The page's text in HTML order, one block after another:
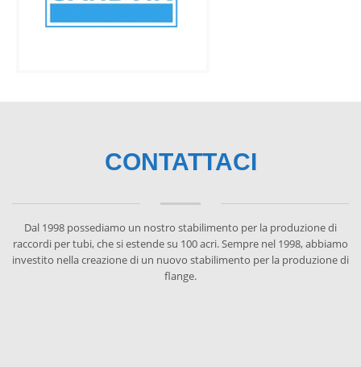
CONTATTACI
Dal 1998 possediamo un nostro stabilimento per la produzione di
raccordi per tubi, che si estende su 100 acri. Sempre nel 1998, abbiamo
investito nella creazione di un nuovo stabilimento per la produzione di
flange.